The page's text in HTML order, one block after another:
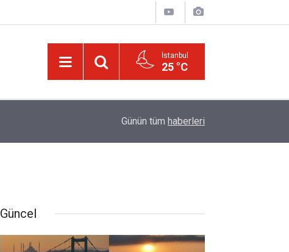
İstanbul
25 °C
Trump, Amerika'da seçim kazanan Müslüman
Günün tüm haberleri
Güncel